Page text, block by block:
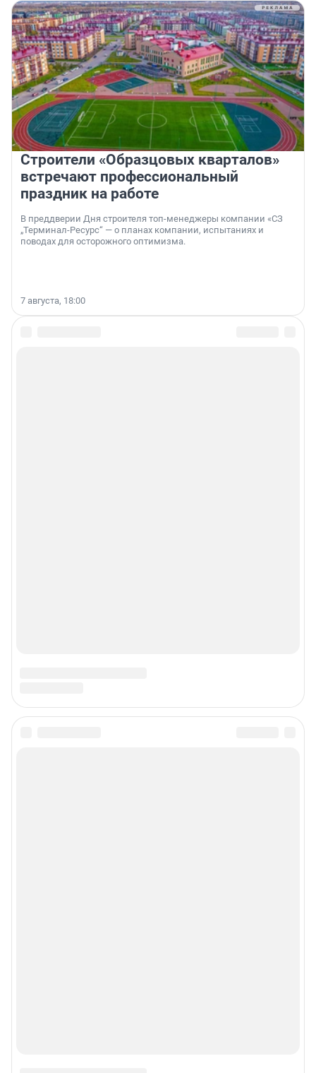
Строители «Образцовых кварталов»
встречают профессиональный
праздник на работе
В преддверии Дня строителя топ-менеджеры компании «СЗ
„Терминал-Ресурс“ — о планах компании, испытаниях и
поводах для осторожного оптимизма.
7 августа, 18:00